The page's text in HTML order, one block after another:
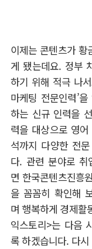
이제는 콘텐츠가 황
게 됐는데요. 정부
하기 위해 적극 나
마케팅 전문인력’
하는 신규 인력을
력을 대상으로 영
석까지 다양한 전
다. 관련 분야로
면 한국콘텐츠진흥
을 꼼꼼히 확인해
며 행복하게 경제활
익스토리>는 다음
록 하겠습니다. 다